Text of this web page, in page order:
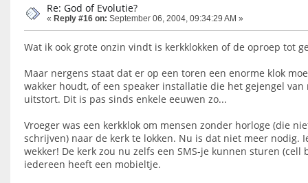
Re: God of Evolutie?
« Reply #16 on: September 06, 2004, 09:34:29 AM »
Wat ik ook grote onzin vindt is kerkklokken of de oproep tot
Maar nergens staat dat er op een toren een enorme klok
wakker houdt, of een speaker installatie die het gejengel
uitstort. Dit is pas sinds enkele eeuwen zo...
Vroeger was een kerkklok om mensen zonder horloge (die
schrijven) naar de kerk te lokken. Nu is dat niet meer nodig.
wekker! De kerk zou nu zelfs een SMS-je kunnen sturen (cell
iedereen heeft een mobieltje.